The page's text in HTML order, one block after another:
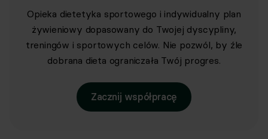
Opieka dietetyka sportowego i indywidualny plan
żywieniowy dopasowany do Twojej dyscypliny,
treningów i sportowych celów. Nie pozwól, by źle
dobrana dieta ograniczała Twój progres.
Zacznij współpracę